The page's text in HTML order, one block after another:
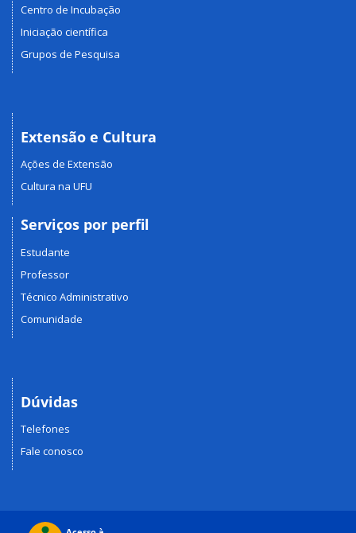
Centro de Incubação
Iniciação científica
Grupos de Pesquisa
Extensão e Cultura
Ações de Extensão
Cultura na UFU
Serviços por perfil
Estudante
Professor
Técnico Administrativo
Comunidade
Dúvidas
Telefones
Fale conosco